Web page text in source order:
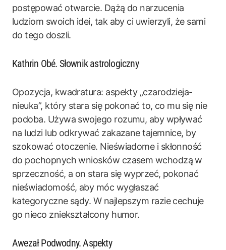
postępować otwarcie. Dążą do narzucenia
ludziom swoich idei, tak aby ci uwierzyli, że sami
do tego doszli.
Kathrin Obé. Słownik astrologiczny
Opozycja, kwadratura: aspekty „czarodzieja-
nieuka”, który stara się pokonać to, co mu się nie
podoba. Używa swojego rozumu, aby wpływać
na ludzi lub odkrywać zakazane tajemnice, by
szokować otoczenie. Nieświadome i skłonność
do pochopnych wniosków czasem wchodzą w
sprzeczność, a on stara się wyprzeć, pokonać
nieświadomość, aby móc wygłaszać
kategoryczne sądy. W najlepszym razie cechuje
go nieco zniekształcony humor.
Awezał Podwodny. Aspekty